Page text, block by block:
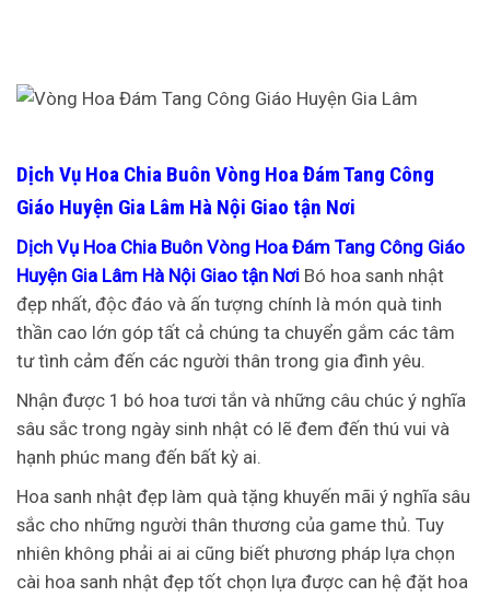
Dịch Vụ Hoa Chia Buôn Vòng Hoa Đám Tang Công
Giáo Huyện Gia Lâm Hà Nội Giao tận Nơi
Dịch Vụ Hoa Chia Buôn Vòng Hoa Đám Tang Công Giáo
Huyện Gia Lâm Hà Nội Giao tận Nơi Bó hoa sanh nhật
đẹp nhất, độc đáo và ấn tượng chính là món quà tinh
thần cao lớn góp tất cả chúng ta chuyển gắm các tâm
tư tình cảm đến các người thân trong gia đình yêu.
Nhận được 1 bó hoa tươi tắn và những câu chúc ý nghĩa
sâu sắc trong ngày sinh nhật có lẽ đem đến thú vui và
hạnh phúc mang đến bất kỳ ai.
Hoa sanh nhật đẹp làm quà tặng khuyến mãi ý nghĩa sâu
sắc cho những người thân thương của game thủ. Tuy
nhiên không phải ai ai cũng biết phương pháp lựa chọn
cài hoa sanh nhật đẹp tốt chọn lựa được can hệ đặt hoa